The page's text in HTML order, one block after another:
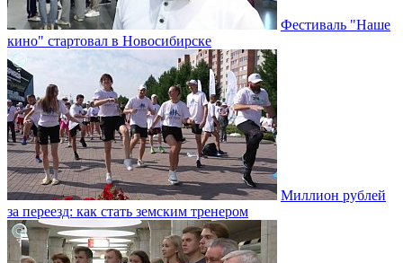
Фестиваль "Наше
кино" стартовал в Новосибирске
Миллион рублей
за переезд: как стать земским тренером